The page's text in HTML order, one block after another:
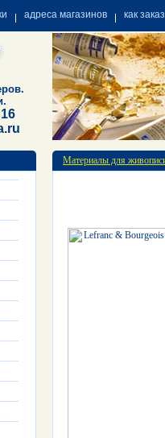
адреса магазинов как
Материалы для